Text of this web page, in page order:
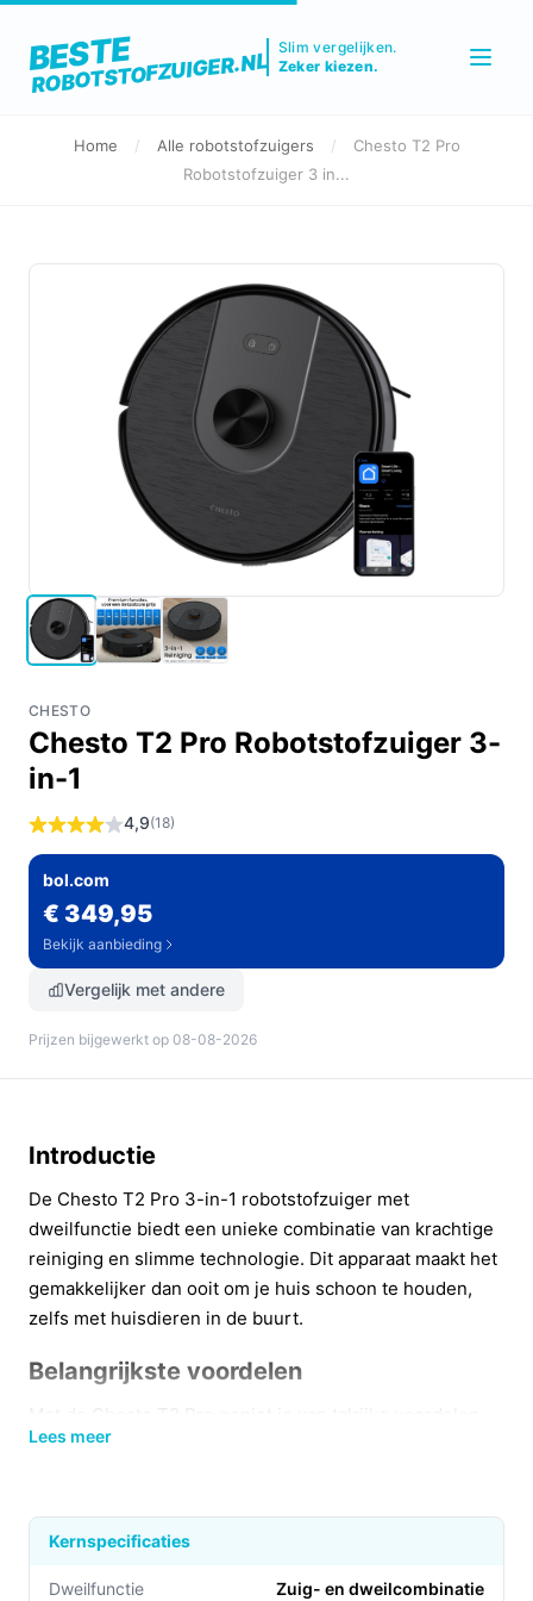
BESTE
ROBOTSTOFZUIGER.NL
Slim vergelijken.
Zeker kiezen.
Home / Alle robotstofzuigers /
Chesto T2 Pro
Robotstofzuiger 3 in...
CHESTO
Chesto T2 Pro Robotstofzuiger 3-
in-1
4,9(18)
bol.com
€ 349,95
Bekijk aanbieding
Vergelijk met andere
Prijzen bijgewerkt op 08-08-2026
Introductie
De Chesto T2 Pro 3-in-1 robotstofzuiger met
dweilfunctie biedt een unieke combinatie van krachtige
reiniging en slimme technologie. Dit apparaat maakt het
gemakkelijker dan ooit om je huis schoon te houden,
zelfs met huisdieren in de buurt.
Belangrijkste voordelen
die jouw schoonmaakroutine vereenvoudigen:
combinatie van zuigen en dweilen in één
beweging, bespaar je tijd en bereik je een
grondiger resultaat.
Lees meer
Kernspecificaties
Dweilfunctie Zuig- en dweilcombinatie​